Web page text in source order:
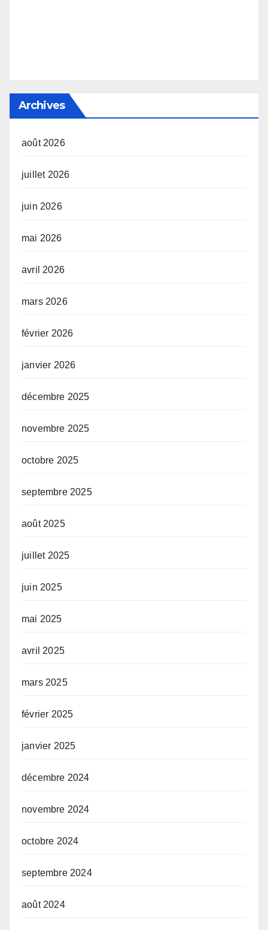
Archives
août 2026
juillet 2026
juin 2026
mai 2026
avril 2026
mars 2026
février 2026
janvier 2026
décembre 2025
novembre 2025
octobre 2025
septembre 2025
août 2025
juillet 2025
juin 2025
mai 2025
avril 2025
mars 2025
février 2025
janvier 2025
décembre 2024
novembre 2024
octobre 2024
septembre 2024
août 2024